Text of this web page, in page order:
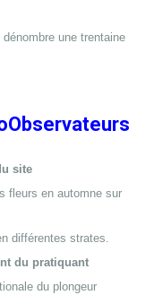
une trentaine
site
fleurs en automne sur
différentes strates.
du pratiquant
du plongeur